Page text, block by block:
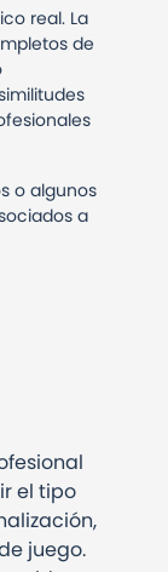
real. La
de
o algunos
a
el tipo
juego.